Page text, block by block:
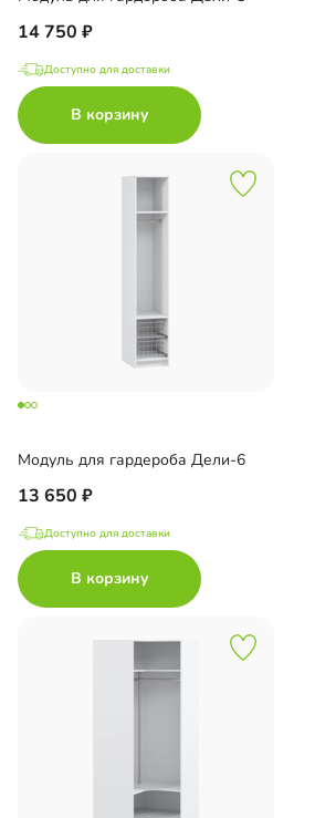
14 750
Доступно для доставки
В корзину
Модуль для гардероба Дели-6
13 650
Доступно для доставки
В корзину